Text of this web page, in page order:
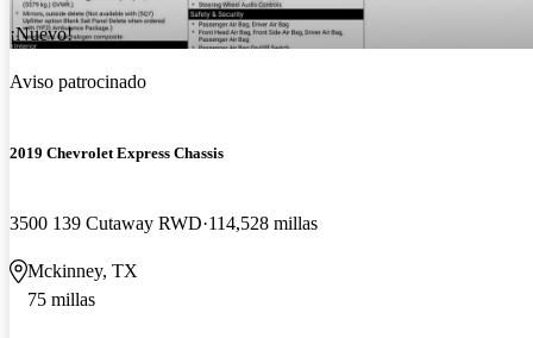
¡Nuevo!
Aviso patrocinado
2019 Chevrolet Express Chassis
3500 139 Cutaway RWD 114,528 millas
Mckinney, TX
75 millas